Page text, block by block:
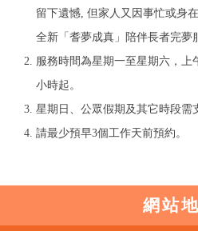
留下遺憾, 但家人又因事忙或身
全新「耆夢成真」陪伴長者完夢
服務時間為星期一至星期六，上
小時起。
星期日、公眾假期及其它時段需
請最少預早3個工作天前預約。
網站